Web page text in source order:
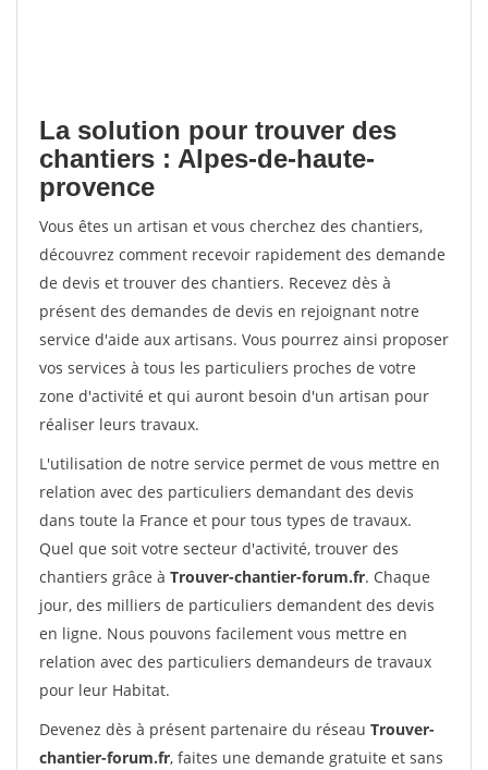
La solution pour trouver des
chantiers : Alpes-de-haute-
provence
Vous êtes un artisan et vous cherchez des chantiers,
découvrez comment recevoir rapidement des demande
de devis et trouver des chantiers. Recevez dès à
présent des demandes de devis en rejoignant notre
service d'aide aux artisans. Vous pourrez ainsi proposer
vos services à tous les particuliers proches de votre
zone d'activité et qui auront besoin d'un artisan pour
réaliser leurs travaux.
L'utilisation de notre service permet de vous mettre en
relation avec des particuliers demandant des devis
dans toute la France et pour tous types de travaux.
Quel que soit votre secteur d'activité, trouver des
chantiers grâce à Trouver-chantier-forum.fr. Chaque
jour, des milliers de particuliers demandent des devis
en ligne. Nous pouvons facilement vous mettre en
relation avec des particuliers demandeurs de travaux
pour leur Habitat.
Devenez dès à présent partenaire du réseau Trouver-
chantier-forum.fr, faites une demande gratuite et sans